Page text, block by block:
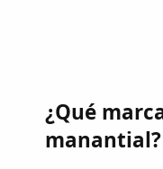
¿Qué
manantial?